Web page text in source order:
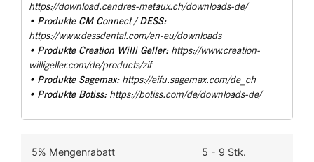
https://download.cendres-metaux.ch/downloads-de/
• Produkte CM Connect / DESS:
https://www.dessdental.com/en-eu/downloads
• Produkte Creation Willi Geller: https://www.creation-
willigeller.com/de/products/zif
• Produkte Sagemax: https://eifu.sagemax.com/de_ch
• Produkte Botiss: https://botiss.com/de/downloads-de/
5% Mengenrabatt 5 - 9